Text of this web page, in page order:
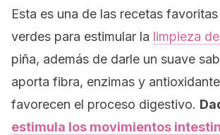
Esta es una de las recetas
verdes para estimular la limpieza
piña, además de darle un suave
aporta fibra, enzimas y
favorecen el proceso digestivo.
estimula los movimientos